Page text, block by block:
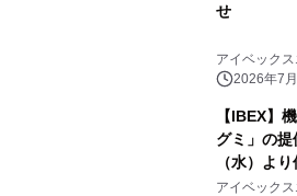
せ
アイベック
2026年7
【IBEX】
グミ」の
（水）よ
布スタート
アイベック